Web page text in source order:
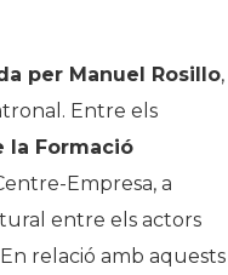
per Manuel Rosillo,
Entre els
la Formació
Empresa, a
entre els actors
relació amb aquests